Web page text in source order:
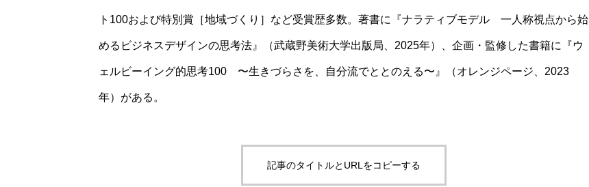
ト100および特別賞［地域づくり］など受賞歴多数。著書に『ナラティブモデル 一人称視点から始
めるビジネスデザインの思考法』（武蔵野美術大学出版局、2025年）、企画・監修した書籍に『ウ
ェルビーイング的思考100 〜生きづらさを、自分流でととのえる〜』（オレンジページ、2023
年）がある。
記事のタイトルとURLをコピーする